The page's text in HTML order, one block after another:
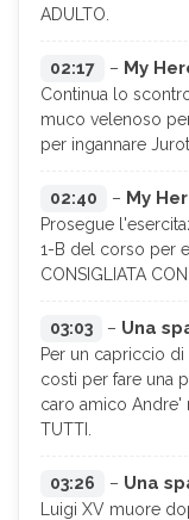
ADULTO.
02:17 – My
Continua lo
muco velenoso
per ingannare
02:40 – My
Prosegue
1-B del corso per
CONSIGLIATA
03:03 – Una
Per un capriccio di
costi per fare una
caro amico Andre'
TUTTI.
03:26 – Una
Luigi XV muore